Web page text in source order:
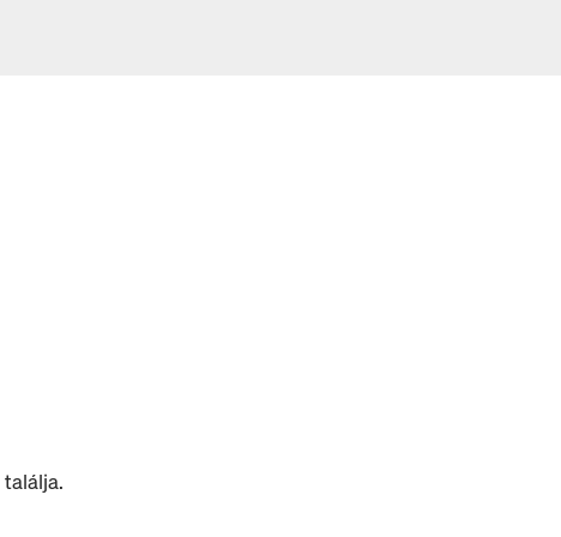
találja.